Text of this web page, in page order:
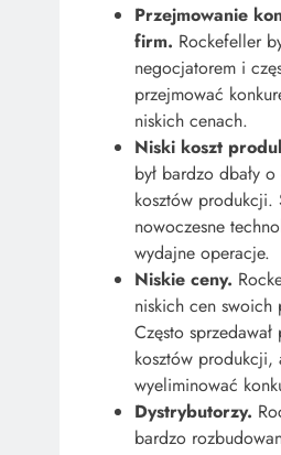
Przejmowanie
firm. Rockefeller
negocjatorem i
przejmować
niskich cenach.
Niski koszt
był bardzo dbały
kosztów produkcji.
nowoczesne
wydajne operacje.
Niskie ceny.
niskich cen swoich
Często
kosztów produkcji,
wyeliminować
Dystrybutorzy.
bardzo